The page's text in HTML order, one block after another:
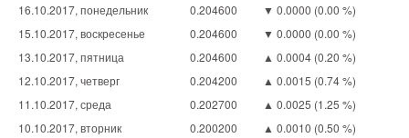
16.10.2017, понедельник
0.204600
▼ 0.0000 (0.00 %)
15.10.2017, воскресенье
0.204600
▼ 0.0000 (0.00 %)
13.10.2017, пятница
0.204600
▲ 0.0004 (0.20 %)
12.10.2017, четверг
0.204200
▲ 0.0015 (0.74 %)
11.10.2017, среда
0.202700
▲ 0.0025 (1.25 %)
10.10.2017, вторник
0.200200
▲ 0.0010 (0.50 %)